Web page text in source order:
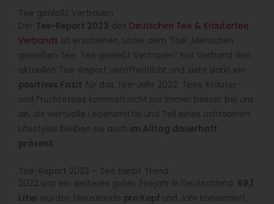
Tee genießt Vertrauen
Der Tee-Report 2023 des Deutschen Tee & Kräutertee
Verbands ist erschienen. Unter dem Titel „Menschen
genießen Tee. Tee genießt Vertrauen” hat Verband den
aktuellen Tee-Report veröffentlicht und zieht darin ein
positives Fazit für das Tee-Jahr 2022. Tees, Kräuter-
und Früchtetees kommen nicht nur immer besser bei uns
an, als wertvolle Lebensmittel und Teil eines achtsamen
Lifestyles bleiben sie auch im Alltag dauerhaft
präsent
Tee-Report 2023 – Tee bleibt Trend
2022 war ein weiteres gutes Teejahr in Deutschland. 69,1
Liter wurden hierzulande pro Kopf und Jahr konsumiert,